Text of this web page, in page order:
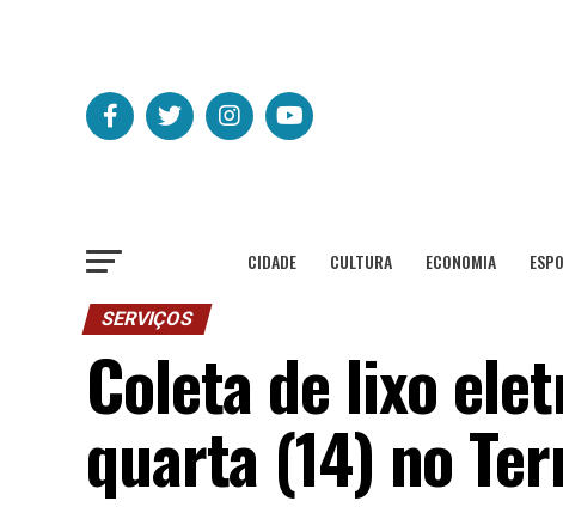
CIDADE CULTURA ECONOMIA
SERVIÇOS
Coleta de lixo
quarta (14) no